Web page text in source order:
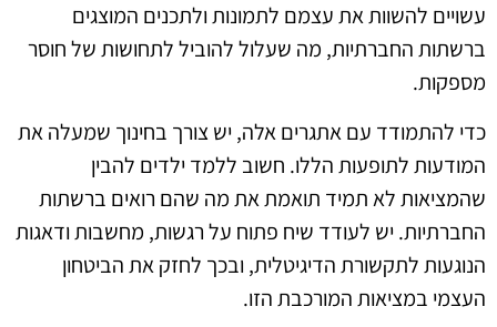
עשויים להשוות את עצמם לתמונות ולתכנים המוצגים
ברשתות החברתיות, מה שעלול להוביל לתחושות של חוסר
מספקות.
כדי להתמודד עם אתגרים אלה, יש צורך בחינוך שמעלה את
המודעות לתופעות הללו. חשוב ללמד ילדים להבין
שהמציאות לא תמיד תואמת את מה שהם רואים ברשתות
החברתיות. יש לעודד שיח פתוח על רגשות, מחשבות ודאגות
הנוגעות לתקשורת הדיגיטלית, ובכך לחזק את הביטחון
העצמי במציאות המורכבת הזו.